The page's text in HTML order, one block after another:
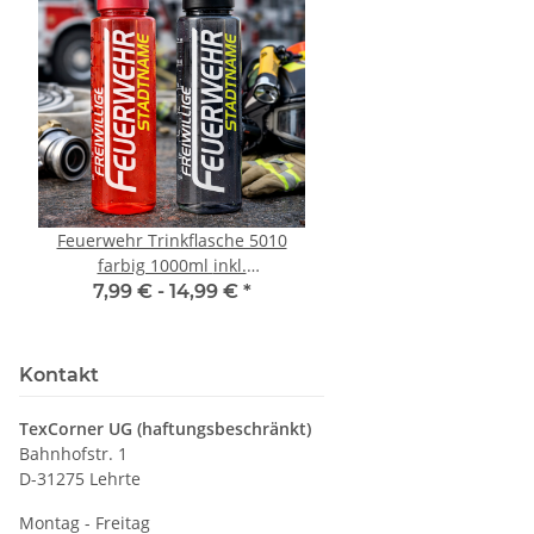
Feuerwehr Trinkflasche 5010
farbig 1000ml inkl.
Wunschnamen
7,99 € - 14,99 € *
Kontakt
TexCorner UG (haftungsbeschränkt)
Bahnhofstr. 1
D-31275 Lehrte
Montag - Freitag